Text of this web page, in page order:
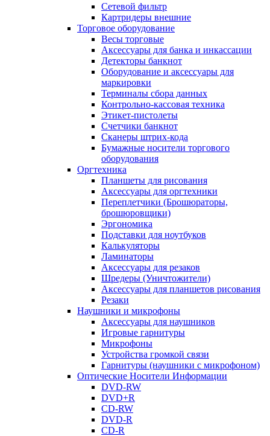
Сетевой фильтр
Картридеры внешние
Торговое оборудование
Весы торговые
Аксессуары для банка и инкассации
Детекторы банкнот
Оборудование и аксессуары для
маркировки
Терминалы сбора данных
Контрольно-кассовая техника
Этикет-пистолеты
Счетчики банкнот
Сканеры штрих-кода
Бумажные носители торгового
оборудования
Оргтехника
Планшеты для рисования
Аксессуары для оргтехники
Переплетчики (Брошюраторы,
брошюровщики)
Эргономика
Подставки для ноутбуков
Калькуляторы
Ламинаторы
Аксессуары для резаков
Шредеры (Уничтожители)
Аксессуары для планшетов рисования
Резаки
Наушники и микрофоны
Аксессуары для наушников
Игровые гарнитуры
Микрофоны
Устройства громкой связи
Гарнитуры (наушники с микрофоном)
Оптические Носители Информации
DVD-RW
DVD+R
CD-RW
DVD-R
CD-R